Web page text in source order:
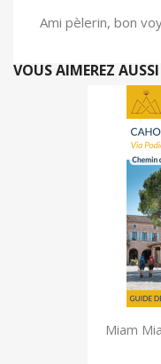
Ami pèlerin, bon
VOUS AIMEREZ AUSSI
Miam